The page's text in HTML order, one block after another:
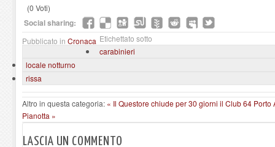
(0 Voti)
Social sharing:
Pubblicato in Cronaca Etichettato sotto
carabinieri
locale notturno
rissa
Altro in questa categoria: « Il Questore chiude per 30 giorni il Club 64 Porto
Pianotta »
LASCIA UN COMMENTO